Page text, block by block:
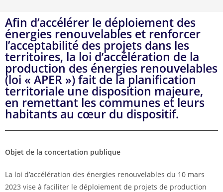
Afin d’accélérer le déploiement des
énergies renouvelables et renforcer
l’acceptabilité des projets dans les
territoires, la loi d’accélération de la
production des énergies renouvelables
(loi « APER ») fait de la planification
territoriale une disposition majeure,
en remettant les communes et leurs
habitants au cœur du dispositif.
Objet de la concertation publique
La loi d’accélération des énergies renouvelables du 10 mars
2023 vise à faciliter le déploiement de projets de production